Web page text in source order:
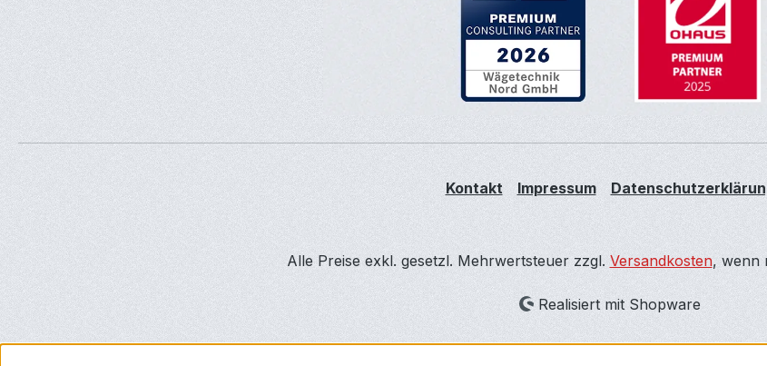
Kontakt Impressum
Alle Preise exkl. gesetzl. Mehrwertsteuer zzgl. Versandkosten, wenn
Realisiert mit Shopware